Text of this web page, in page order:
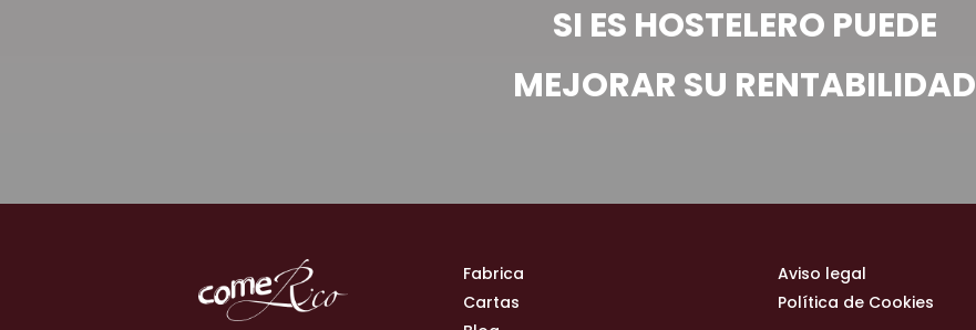
SI ES HOSTELERO PUEDE
MEJORAR SU RENTABILIDAD
Fabrica
Cartas
Aviso legal
Política de Cookies